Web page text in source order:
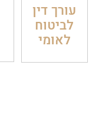
עורך דין
לביטוח
לאומי